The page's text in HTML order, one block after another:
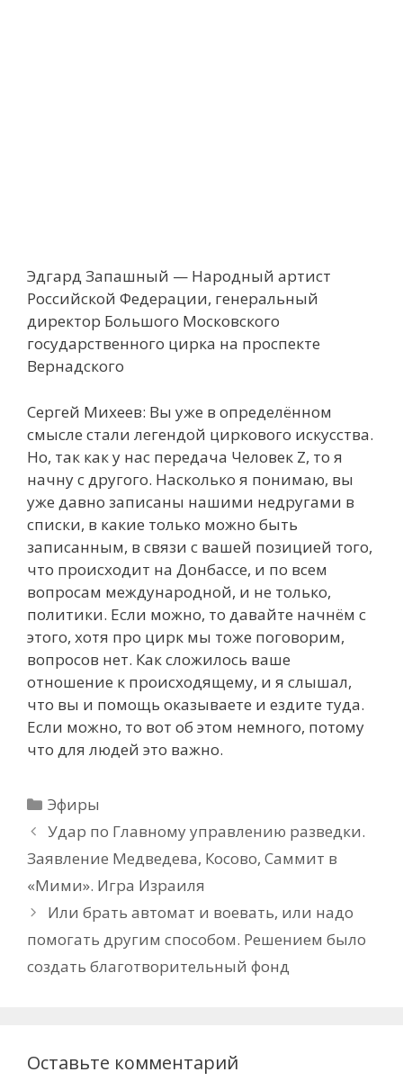
Эдгард Запашный — Народный артист
Российской Федерации, генеральный
директор Большого Московского
государственного цирка на проспекте
Вернадского
Сергей Михеев: Вы уже в определённом
смысле стали легендой циркового искусства.
Но, так как у нас передача Человек Z, то я
начну с другого. Насколько я понимаю, вы
уже давно записаны нашими недругами в
списки, в какие только можно быть
записанным, в связи с вашей позицией того,
что происходит на Донбассе, и по всем
вопросам международной, и не только,
политики. Если можно, то давайте начнём с
этого, хотя про цирк мы тоже поговорим,
вопросов нет. Как сложилось ваше
отношение к происходящему, и я слышал,
что вы и помощь оказываете и ездите туда.
Если можно, то вот об этом немного, потому
что для людей это важно.
Рубрики
Эфиры
Удар по Главному управлению разведки.
Заявление Медведева, Косово, Саммит в
«Мими». Игра Израиля
Или брать автомат и воевать, или надо
помогать другим способом. Решением было
создать благотворительный фонд
Оставьте комментарий